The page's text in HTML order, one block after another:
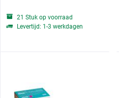
21 Stuk op voorraad
Levertijd: 1-3 werkdagen